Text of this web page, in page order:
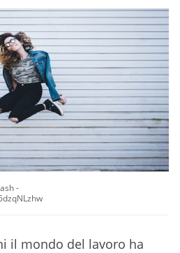
-
il mondo del lavoro ha